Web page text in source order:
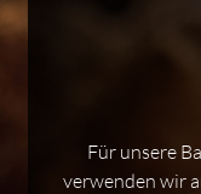
Für unsere
verwenden wir